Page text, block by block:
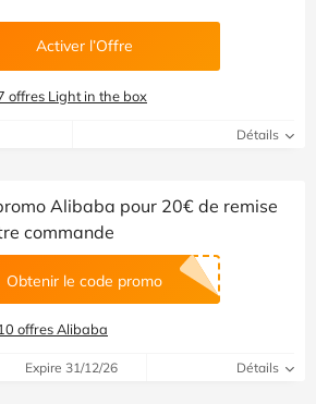
Activer l’Offre
offres Light in the box
Détails
Alibaba pour 20€ de remise
commande
Obtenir le code promo
offres Alibaba
Expire 31/12/26 Détails